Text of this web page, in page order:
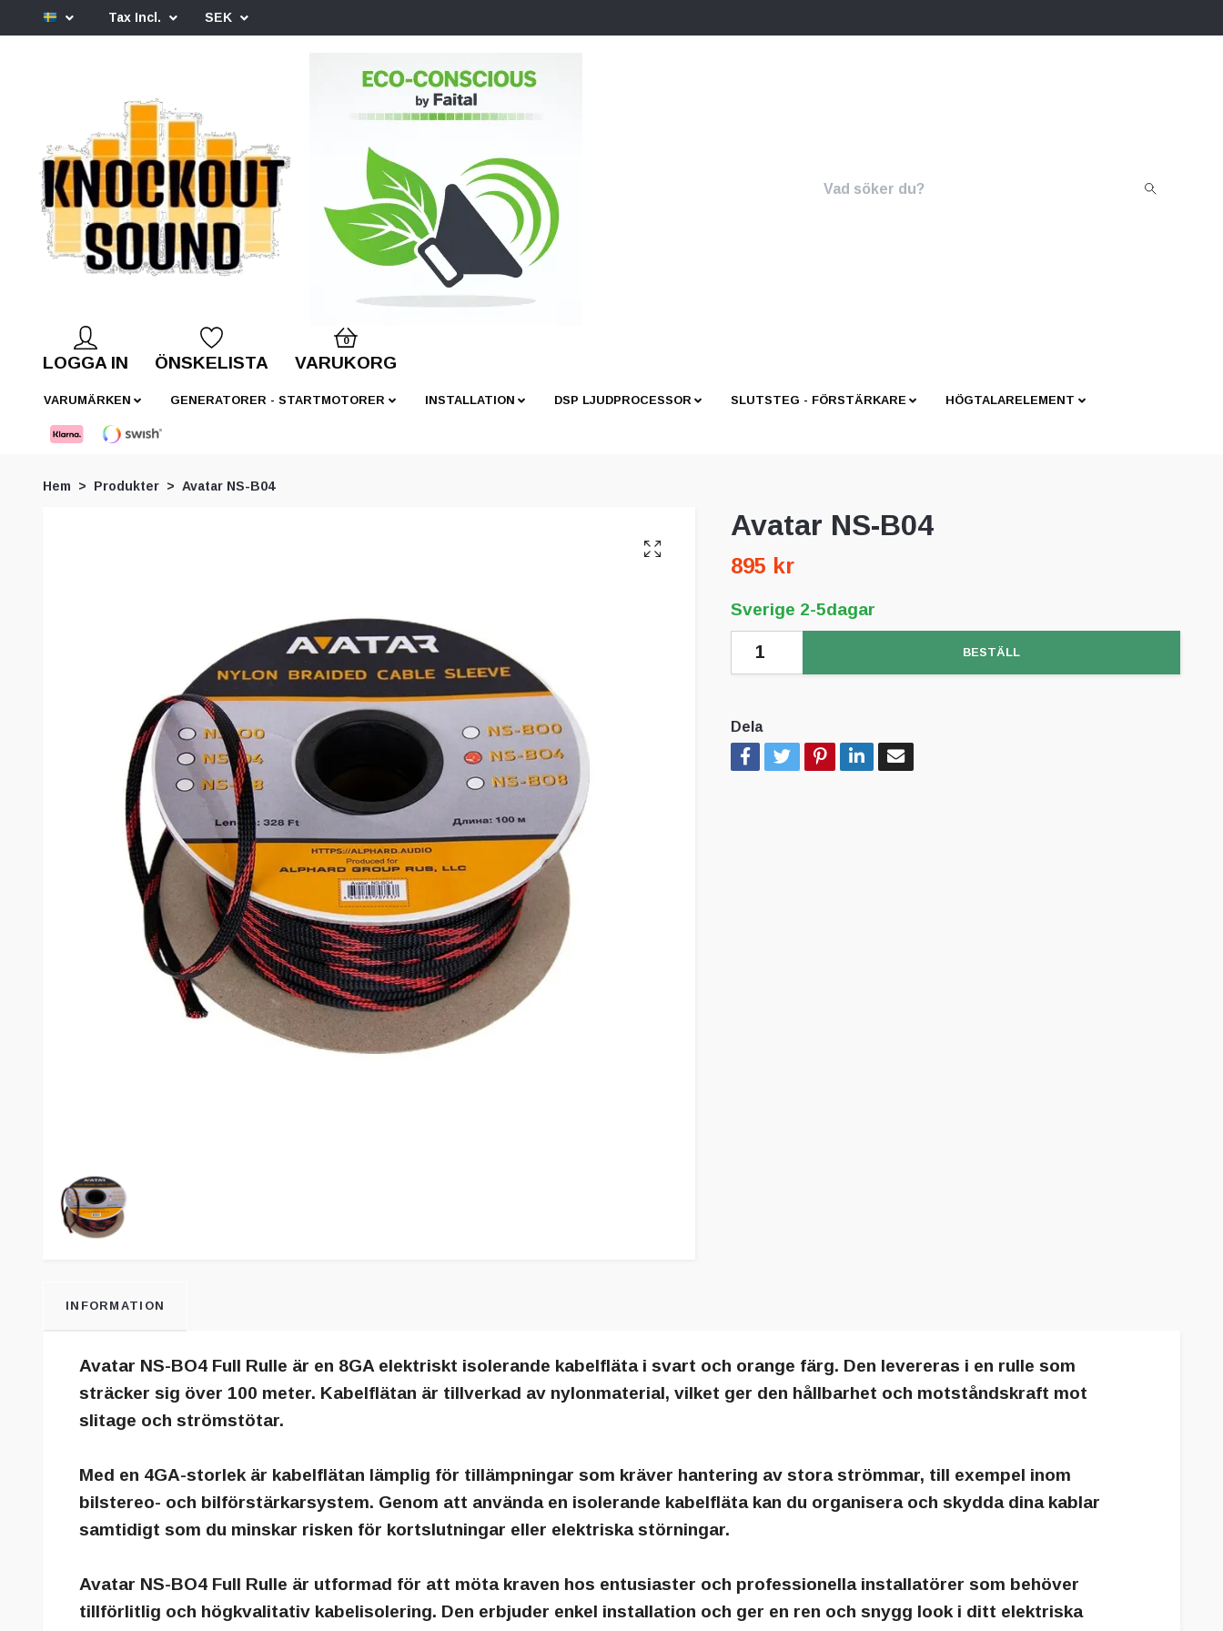
Tax Incl. SEK
LOGGA IN ÖNSKELISTA
0
VARUKORG
VARUMÄRKEN GENERATORER - STARTMOTORER INSTALLATION DSP LJUDPROCESSOR SLUTSTEG - FÖRSTÄRKARE HÖGTALARELEMENT
Hem Produkter Avatar NS-B04
Avatar NS-B04
895 kr
Sverige 2-5dagar
BESTÄLL
Dela
INFORMATION
Avatar NS-BO4 Full Rulle är en 8GA elektriskt isolerande kabelfläta i svart och orange färg. Den levereras i en rulle som
sträcker sig över 100 meter. Kabelflätan är tillverkad av nylonmaterial, vilket ger den hållbarhet och motståndskraft mot
slitage och strömstötar.
Med en 4GA-storlek är kabelflätan lämplig för tillämpningar som kräver hantering av stora strömmar, till exempel inom
bilstereo- och bilförstärkarsystem. Genom att använda en isolerande kabelfläta kan du organisera och skydda dina kablar
samtidigt som du minskar risken för kortslutningar eller elektriska störningar.
Avatar NS-BO4 Full Rulle är utformad för att möta kraven hos entusiaster och professionella installatörer som behöver
tillförlitlig och högkvalitativ kabelisolering. Den erbjuder enkel installation och ger en ren och snygg look i ditt elektriska